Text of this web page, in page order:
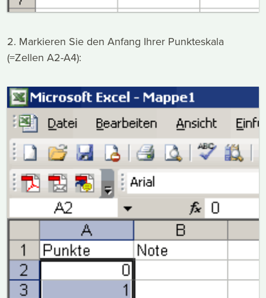
2. Markieren Sie den Anfang Ihrer Punkteskala
(=Zellen A2-A4):